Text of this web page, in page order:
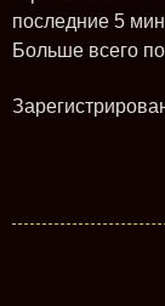
последние 5
Больше всего